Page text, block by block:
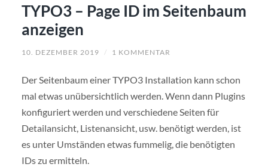
TYPO3 – Page ID im Seitenbaum
anzeigen
10. DEZEMBER 2019 / 1 KOMMENTAR
Der Seitenbaum einer TYPO3 Installation kann schon
mal etwas unübersichtlich werden. Wenn dann Plugins
konfiguriert werden und verschiedene Seiten für
Detailansicht, Listenansicht, usw. benötigt werden, ist
es unter Umständen etwas fummelig, die benötigten
IDs zu ermitteln.